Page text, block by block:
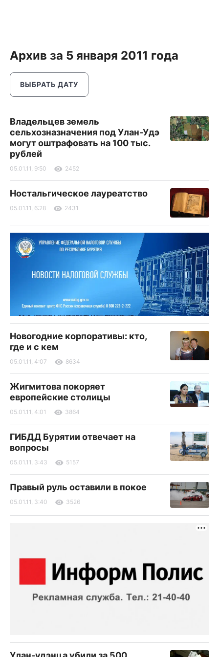
Архив за 5 января 2011 года
ВЫБРАТЬ ДАТУ
Владельцев земель
сельхозназначения под Улан-Удэ
могут оштрафовать на 100 тыс.
рублей
05.01.11, 9:50 2452
Ностальгическое лауреатство
05.01.11, 6:28 2431
Новогодние корпоративы: кто,
где и с кем
05.01.11, 4:07 8634
Жигмитова покоряет
европейские столицы
05.01.11, 4:01 3864
ГИБДД Бурятии отвечает на
вопросы
05.01.11, 3:43 5157
Правый руль оставили в покое
05.01.11, 3:40 3526